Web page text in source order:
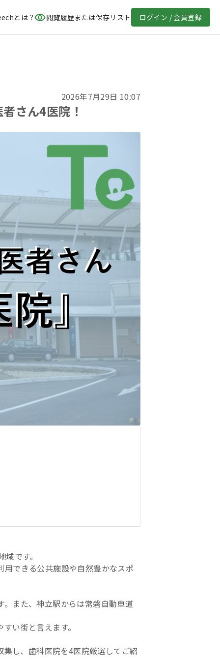
とは？ 閲覧履歴または保存リスト ログイン / 会員登録
2026年7月29日 10:07
さん4医院！
です。
できる公共施設や自然豊かなスポ
また、神立駅からは常磐自動車道
い街と言えます。
し、歯科医院を4医院厳選してご紹